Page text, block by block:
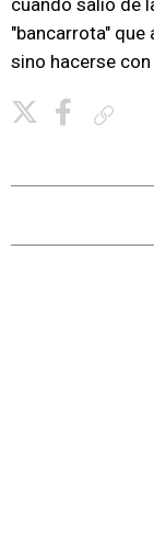
cuando salió de
"bancarrota" que
sino hacerse con